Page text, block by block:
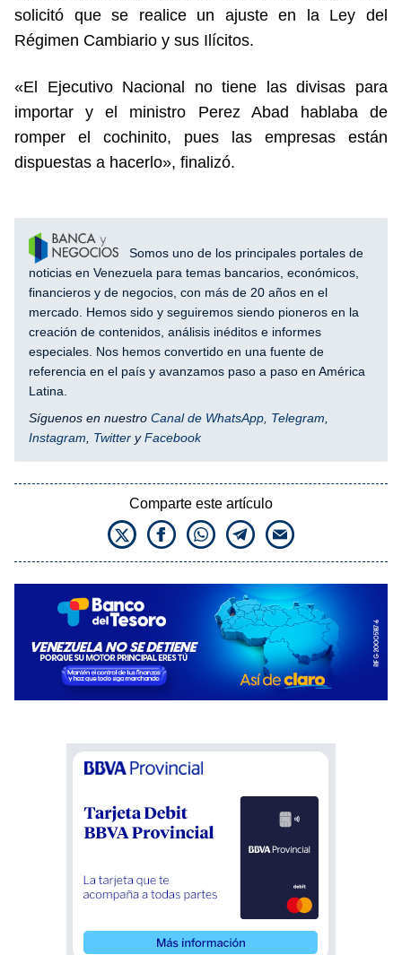
solicitó que se realice un ajuste en la Ley del
Régimen Cambiario y sus Ilícitos.
«El Ejecutivo Nacional no tiene las divisas para
importar y el ministro Perez Abad hablaba de
romper el cochinito, pues las empresas están
dispuestas a hacerlo», finalizó.
Somos uno de los principales portales de
noticias en Venezuela para temas bancarios, económicos,
financieros y de negocios, con más de 20 años en el
mercado. Hemos sido y seguiremos siendo pioneros en la
creación de contenidos, análisis inéditos e informes
especiales. Nos hemos convertido en una fuente de
referencia en el país y avanzamos paso a paso en América
Latina.
Síguenos en nuestro Canal de WhatsApp, Telegram,
Instagram, Twitter yFacebook
Comparte este artículo